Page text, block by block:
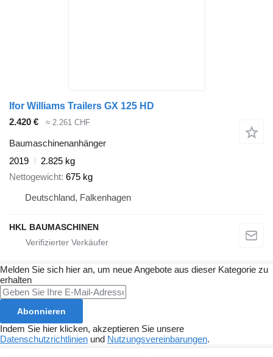
Ifor Williams Trailers GX 125 HD
2.420 €
≈ 2.261 CHF
Baumaschinenanhänger
2019
2.825 kg
Nettogewicht 675 kg
Deutschland, Falkenhagen
HKL BAUMASCHINEN
Melden Sie sich hier an, um neue Angebote aus dieser Kategorie zu
erhalten
Abonnieren
Indem Sie hier klicken, akzeptieren Sie unsere
Datenschutzrichtlinien und Nutzungsvereinbarungen.